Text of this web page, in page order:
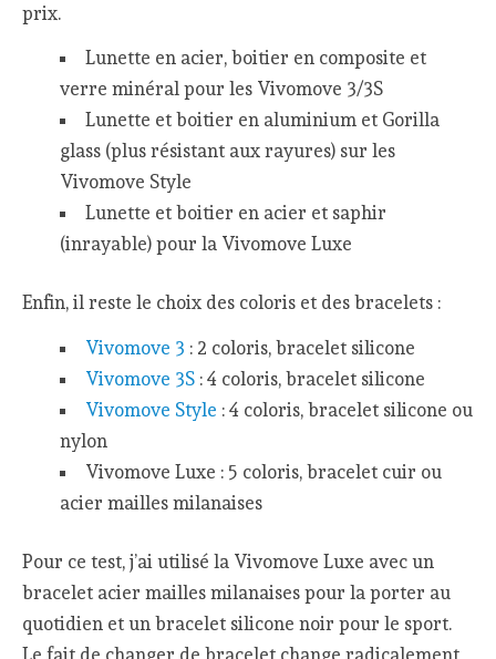
prix.
Lunette en acier, boitier en composite et
verre minéral pour les Vivomove 3/3S
Lunette et boitier en aluminium et Gorilla
glass (plus résistant aux rayures) sur les
Vivomove Style
Lunette et boitier en acier et saphir
(inrayable) pour la Vivomove Luxe
Enfin, il reste le choix des coloris et des bracelets :
Vivomove 3 : 2 coloris, bracelet silicone
Vivomove 3S : 4 coloris, bracelet silicone
Vivomove Style : 4 coloris, bracelet silicone ou
nylon
Vivomove Luxe : 5 coloris, bracelet cuir ou
acier mailles milanaises
Pour ce test, j’ai utilisé la Vivomove Luxe avec un
bracelet acier mailles milanaises pour la porter au
quotidien et un bracelet silicone noir pour le sport.